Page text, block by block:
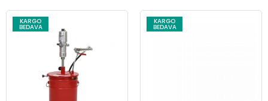
KARGO
BEDAVA
KARGO
BEDAVA